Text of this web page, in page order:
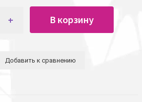
В корзину
Добавить к сравнению